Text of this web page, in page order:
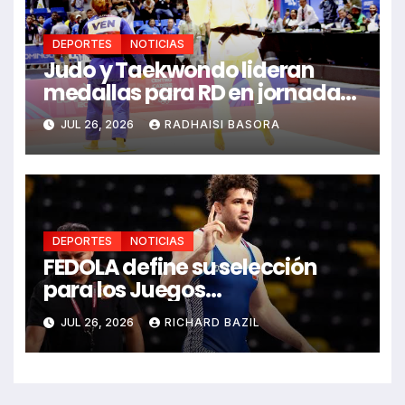
DEPORTES NOTICIAS
Judo y Taekwondo lideran
medallas para RD en jornada
de Juego Santo Domingo 2026
JUL 26, 2026 RADHAISI BASORA
DEPORTES NOTICIAS
FEDOLA define su selección
para los Juegos
Centroamericanos y del
Caribe Santo Domingo 2026
JUL 26, 2026 RICHARD BAZIL